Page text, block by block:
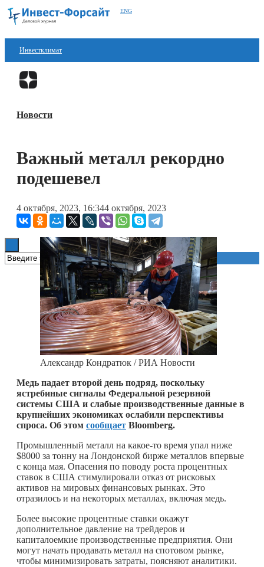
ENG
Инвестклимат
Финансы
Блокчейн
Книги
Новости
Важный металл рекордно
подешевел
4 октября, 2023, 16:344 октября, 2023
Александр Кондратюк / РИА Новости
Медь падает второй день подряд, поскольку
ястребиные сигналы Федеральной резервной
системы США и слабые производственные данные в
крупнейших экономиках ослабили перспективы
спроса. Об этом сообщает Bloomberg.
Промышленный металл на какое-то время упал ниже
$8000 за тонну на Лондонской бирже металлов впервые
с конца мая. Опасения по поводу роста процентных
ставок в США стимулировали отказ от рисковых
активов на мировых финансовых рынках. Это
отразилось и на некоторых металлах, включая медь.
Более высокие процентные ставки окажут
дополнительное давление на трейдеров и
капиталоемкие производственные предприятия. Они
могут начать продавать металл на спотовом рынке,
чтобы минимизировать затраты, поясняют аналитики.